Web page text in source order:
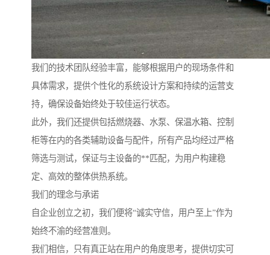
我们的技术团队经验丰富，能够根据用户的现场条件和
具体需求，提供个性化的系统设计方案和持续的运营支
持，确保设备始终处于较佳运行状态。
此外，我们还提供包括燃烧器、水泵、保温水箱、控制
柜等在内的各类辅助设备与配件，所有产品均经过严格
筛选与测试，保证与主设备的**匹配，为用户构建稳
定、高效的整体供热系统。
我们的理念与承诺
自企业创立之初，我们便将“诚实守信，用户至上”作为
始终不渝的经营准则。
我们相信，只有真正站在用户的角度思考，提供切实可